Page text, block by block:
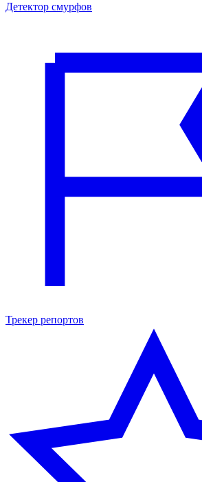
Детектор смурфов
Трекер репортов